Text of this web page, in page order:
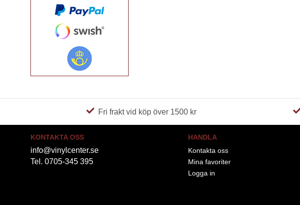
Fri frakt vid köp över 1500 kr
KONTAKTA OSS
info@vinylcenter.se
Tel. 0705-345 395
HANDLA
Kontakta oss
Mina favoriter
Logga in